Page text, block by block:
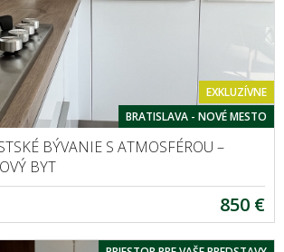
EXKLUZÍVNE
BRATISLAVA - NOVÉ MESTO
BÝVANIE S ATMOSFÉROU –
BYT
850 €